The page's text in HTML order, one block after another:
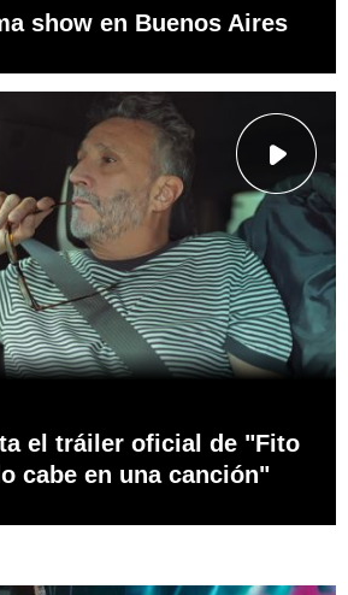
show en Buenos Aires
el tráiler oficial de "Fito
cabe en una canción"